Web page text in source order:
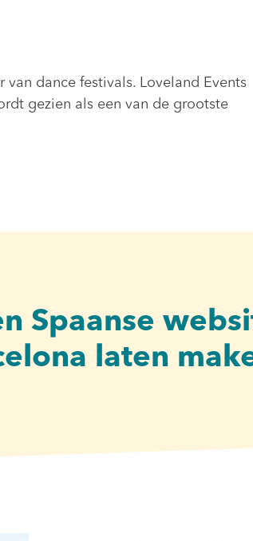
dance festivals. Loveland Events
gezien als een van de grootste
Spaanse
laten